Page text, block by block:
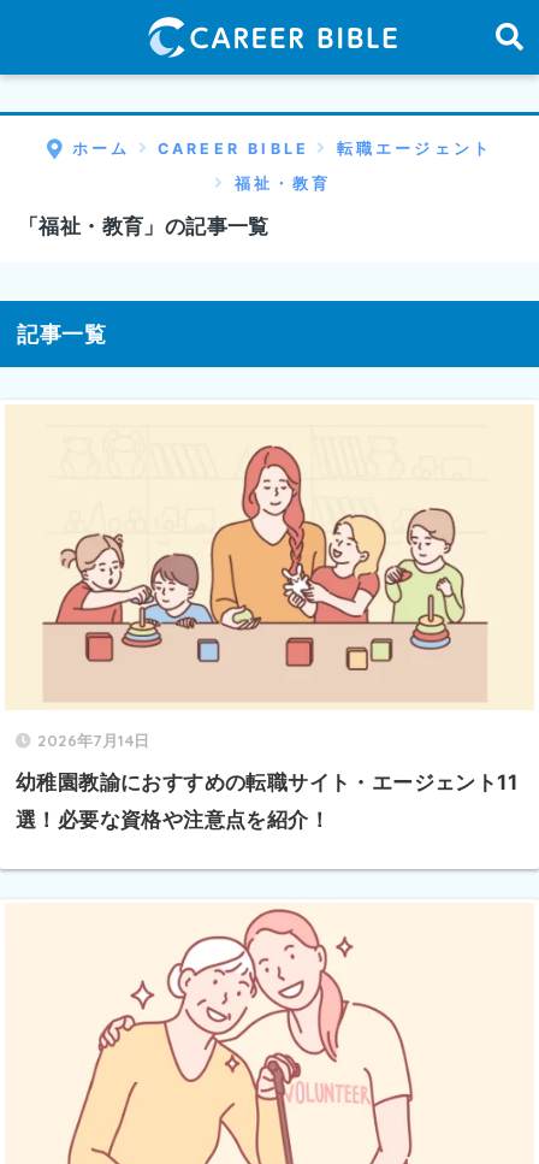
ホーム CAREER BIBLE
転職エージェント
福祉・教育
「福祉・教育」の記事一覧
記事一覧
2026年7月14日
幼稚園教諭におすすめの転職サイト・エージェント11
選！必要な資格や注意点を紹介！